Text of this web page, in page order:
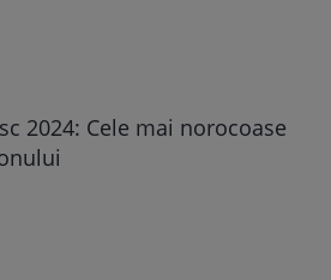
2024: Cele mai norocoase